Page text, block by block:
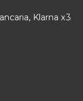
Klarna x3